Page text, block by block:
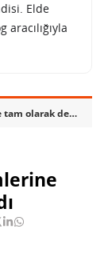
Elde
iOS 5.0.1 batarya problemlerine tam olarak derman olmadı